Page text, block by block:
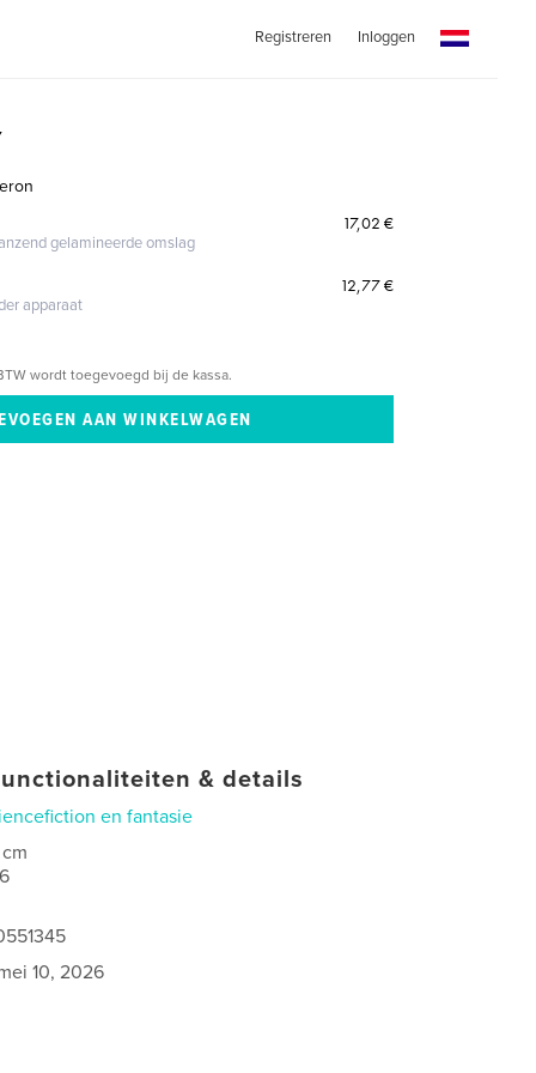
Registreren Inloggen
gelamineerde omslag
17,02 €
apparaat
12,77 €
wordt toegevoegd bij de kassa.
& details
en fantasie
10, 2026